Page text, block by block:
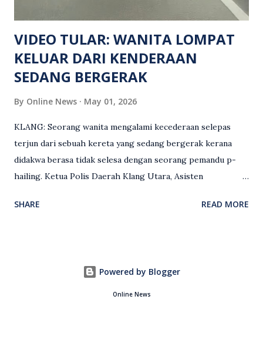
Keseksaan kerana membunuh. Orang ramai yang mempunyai
maklumat diminta t...
VIDEO TULAR: WANITA LOMPAT
KELUAR DARI KENDERAAN
SEDANG BERGERAK
By Online News May 01, 2026
KLANG: Seorang wanita mengalami kecederaan selepas
terjun dari sebuah kereta yang sedang bergerak kerana
didakwa berasa tidak selesa dengan seorang pemandu p-
hailing. Ketua Polis Daerah Klang Utara, Asisten
(2 Mei), berkata pemandu berusia 47 tahun itu telah
ketika pengadu sedang membawa dua penumpang. “Tiba-
tiba, salah seorang penumpang wanita membuka pintu
SHARE READ MORE
Powered by Blogger
Online News